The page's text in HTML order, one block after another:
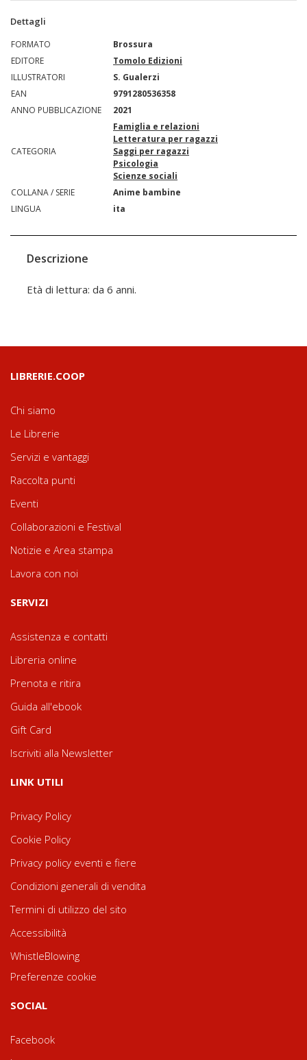
Dettagli
FORMATO
Brossura
EDITORE
Tomolo Edizioni
ILLUSTRATORI
S. Gualerzi
EAN
9791280536358
ANNO PUBBLICAZIONE
2021
CATEGORIA
Famiglia e relazioni
Letteratura per ragazzi
Saggi per ragazzi
Psicologia
Scienze sociali
COLLANA / SERIE
Anime bambine
LINGUA
ita
Descrizione
Età di lettura: da 6 anni.
LIBRERIE.COOP
Chi siamo
Le Librerie
Servizi e vantaggi
Raccolta punti
Eventi
Collaborazioni e Festival
Notizie e Area stampa
Lavora con noi
SERVIZI
Assistenza e contatti
Libreria online
Prenota e ritira
Guida all'ebook
Gift Card
Iscriviti alla Newsletter
LINK UTILI
Privacy Policy
Cookie Policy
Privacy policy eventi e fiere
Condizioni generali di vendita
Termini di utilizzo del sito
Accessibilità
WhistleBlowing
Preferenze cookie
SOCIAL
Facebook